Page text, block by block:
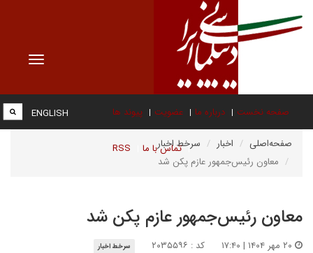
Toggle
صفحه نخست درباره ما عضویت پیوند ها
تماس با ما RSS
ENGLISH
صفحه‌اصلی اخبار
سرخط اخبار
معاون رئیس‌جمهور عازم پکن شد
معاون رئیس‌جمهور عازم پکن شد
کد : ۲۰۳۵۵۹۶ سرخط اخبار